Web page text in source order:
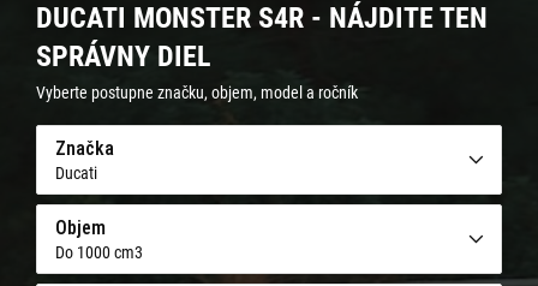
DUCATI MONSTER S4R - NÁJDITE TEN
SPRÁVNY DIEL
Vyberte postupne značku, objem, model a ročník
Značka
Ducati
Objem
Do 1000 cm3